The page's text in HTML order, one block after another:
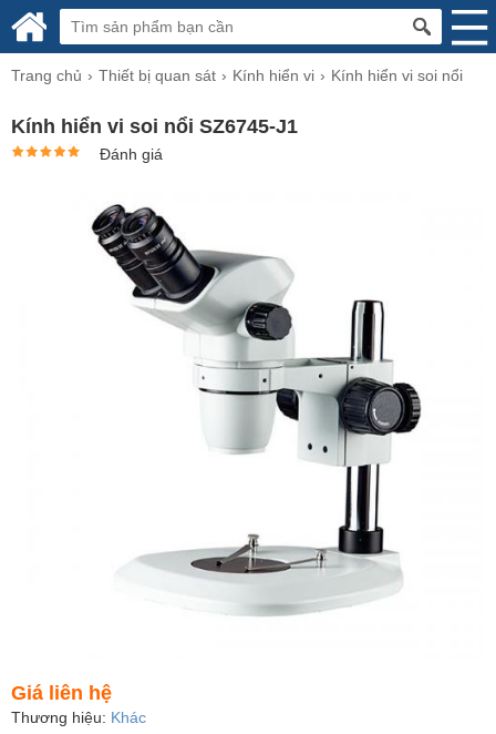
Trang chủ Thiết bị quan sát Kính hiển vi Kính hiển vi soi nổi
Kính hiển vi soi nổi SZ6745-J1
Đánh giá
Giá liên hệ
Thương hiệu: Khác